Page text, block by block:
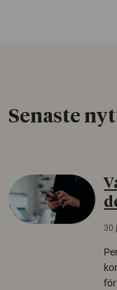
Senaste
30